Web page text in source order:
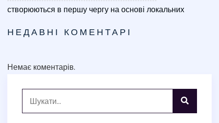
створюються в першу чергу на основі локальних
НЕДАВНІ КОМЕНТАРІ
Немає коментарів.